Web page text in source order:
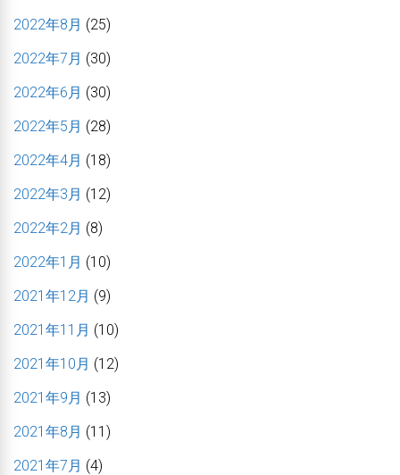
2022年8月 (25)
2022年7月 (30)
2022年6月 (30)
2022年5月 (28)
2022年4月 (18)
2022年3月 (12)
2022年2月 (8)
2022年1月 (10)
2021年12月 (9)
2021年11月 (10)
2021年10月 (12)
2021年9月 (13)
2021年8月 (11)
2021年7月 (4)